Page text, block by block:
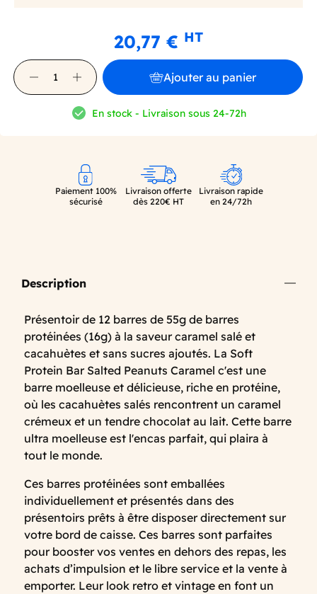
20,77 € HT
Ajouter au panier
En stock - Livraison sous 24-72h
Paiement 100%
sécurisé
Livraison offerte
dès 220€ HT
Livraison rapide
en 24/72h
Description
Présentoir de 12 barres de 55g de barres
protéinées (16g) à la saveur caramel salé et
cacahuètes et sans sucres ajoutés. La Soft
Protein Bar Salted Peanuts Caramel c'est une
barre moelleuse et délicieuse, riche en protéine,
où les cacahuètes salés rencontrent un caramel
crémeux et un tendre chocolat au lait. Cette barre
ultra moelleuse est l'encas parfait, qui plaira à
tout le monde.
Ces barres protéinées sont emballées
individuellement et présentés dans des
présentoirs prêts à être disposer directement sur
votre bord de caisse. Ces barres sont parfaites
pour booster vos ventes en dehors des repas, les
achats d’impulsion et le libre service et la vente à
emporter. Leur look retro et vintage en font un